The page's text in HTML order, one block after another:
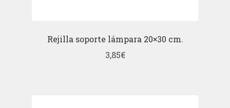
Rejilla soporte lámpara 20×30 cm.
3,85€